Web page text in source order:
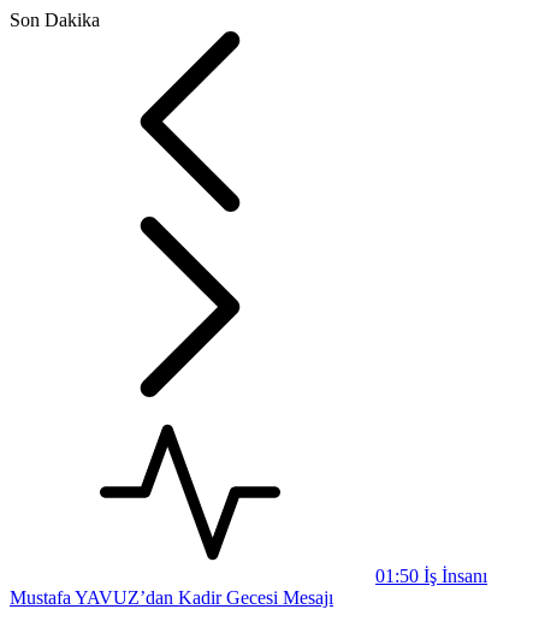
Son Dakika
01:50 İş İnsanı
Mustafa YAVUZ’dan Kadir Gecesi Mesajı